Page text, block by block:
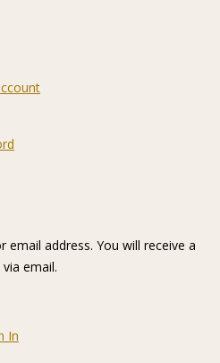
email address. You will receive a
email.
In